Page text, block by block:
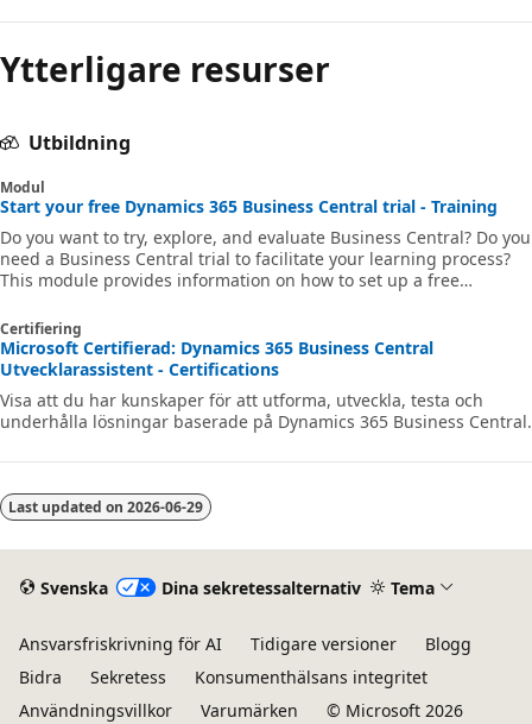
Ytterligare resurser
Utbildning
Modul
Start your free Dynamics 365 Business Central trial - Training
Do you want to try, explore, and evaluate Business Central? Do you
need a Business Central trial to facilitate your learning process?
This module provides information on how to set up a free
how to create your Business Central account, how to use a demo
database, how to start a trial with your own data, and how to
subscribe your organization.
Certifiering
Microsoft Certifierad: Dynamics 365 Business Central
Utvecklarassistent - Certifications
Visa att du har kunskaper för att utforma, utveckla, testa och
underhålla lösningar baserade på Dynamics 365 Business Central.
Last updated on 2026-06-29
Svenska Dina sekretessalternativ Tema
Ansvarsfriskrivning för AI Tidigare versioner
Blogg
Bidra
Sekretess
Konsumenthälsans integritet
Användningsvillkor
Varumärken © Microsoft 2026